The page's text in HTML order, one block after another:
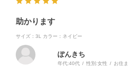
助かります
サイズ：3L カラー：ネイビー
ぽんきち
年代:40代 性別:女性 お住